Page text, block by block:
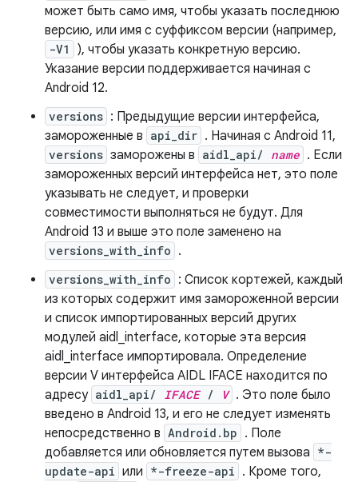
может быть само имя, чтобы указать последнюю
версию, или имя с суффиксом версии (например,
-V1
), чтобы указать конкретную версию.
Указание версии поддерживается начиная с
Android 12.
versions : Предыдущие версии интерфейса,
замороженные в api_dir . Начиная с Android 11,
versions заморожены в aidl_api/ name . Если
замороженных версий интерфейса нет, это поле
указывать не следует, и проверки
совместимости выполняться не будут. Для
Android 13 и выше это поле заменено на
versions_with_info .
versions_with_info : Список кортежей, каждый
из которых содержит имя замороженной версии
и список импортированных версий других
модулей aidl_interface, которые эта версия
aidl_interface импортировала. Определение
версии V интерфейса AIDL IFACE находится по
адресу aidl_api/ IFACE/ V . Это поле было
введено в Android 13, и его не следует изменять
непосредственно в Android.bp . Поле
добавляется или обновляется путем вызова *-
update-api или *-freeze-api . Кроме того,